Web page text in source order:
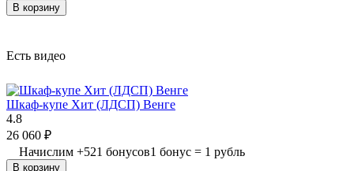
В корзину
Есть видео
Шкаф-купе Хит (ЛДСП) Венге
4.8
26 060 ₽
Начислим +521 бонусов1 бонус = 1 рубль
В корзину